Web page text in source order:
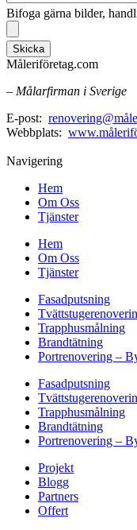
Bifoga gärna bilder,
Skicka
Måleriföretag.com
– Målarfirman i Sverige
E-post:
Webbplats:
Navigering
Hem
Om Oss
Tjänster
Hem
Om Oss
Tjänster
Fasadputsning
Trapphusmålning
Brandtätning
Portrenovering –
Fasadputsning
Trapphusmålning
Brandtätning
Portrenovering –
Projekt
Blogg
Partners
Offert